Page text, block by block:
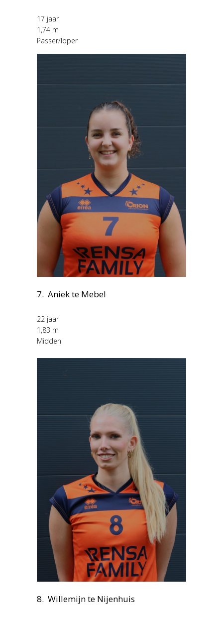
17 jaar
1,74 m
Passer/loper
7. Aniek te Mebel
22 jaar
1,83 m
Midden
8. Willemijn te Nijenhuis